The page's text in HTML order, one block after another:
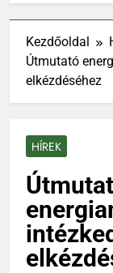
Kezdőoldal
Útmutató
elkézdéséhez
HÍREK